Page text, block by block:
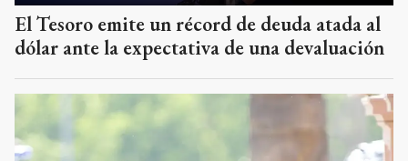
El Tesoro emite un récord de deuda atada al
dólar ante la expectativa de una devaluación